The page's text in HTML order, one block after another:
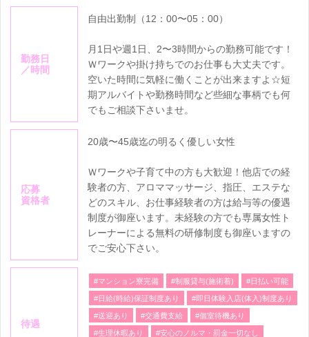
勤務日
／時間
自由出勤制（12：00〜05：00）
月1日や週1日、2〜3時間からの勤務可能です！
Ｗワークや掛け持ちでのお仕事も大丈夫です。
空いた時間に気軽に働くことが出来ますよ☆短
期アルバイトや勤務時間など些細な事柄でも何
でもご相談下さいませ。
応募
資格者
20歳〜45歳迄の明るく優しい女性
Ｗワークや子育て中の方も大歓迎！他店での経
験者の方、アロママッサージ、指圧、エステな
どのスキル、お仕事経験者の方は給与等の優遇
制度が御座います。未経験の方でも専属女性ト
レーナーによる無料の研修制度も御座いますの
でご安心下さい。
待遇
#マンション寮完備 #制服貸与(施術着) #日払い可能
#日給(時給)保証制度あり #即日体験入店(体入)制度あり
#送迎あり #交通費支給 #個室待機あり
#生理休暇あり #安心のノルマ・罰金一切なし